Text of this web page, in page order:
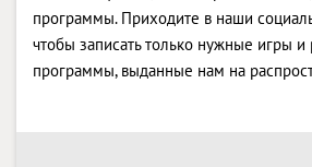
программы. Приходите в наши
чтобы записать только нужные игры и
программы, выданные нам на